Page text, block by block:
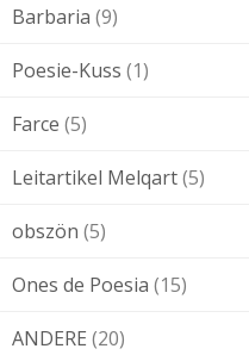
Barbaria (9)
Poesie-Kuss (1)
Farce (5)
Leitartikel Melqart(5)
obszön (5)
Ones de Poesia (15)
ANDERE (20)